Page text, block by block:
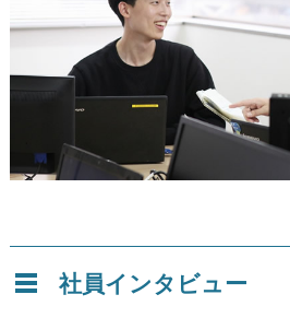
社員インタビュー